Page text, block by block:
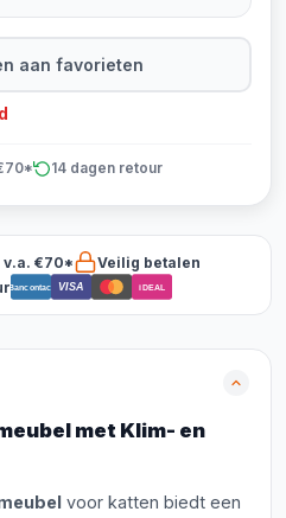
aan favorieten
14 dagen retour
v.a. €70*
Veilig betalen
Bancontact VISA iDEAL
met Klim- en
voor katten biedt een